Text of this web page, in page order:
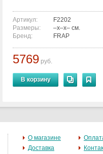
Артикул:
F2202
Размеры:
–x–x– см.
Бренд:
FRAP
5769 руб.
В корзину
О магазине
Доставка